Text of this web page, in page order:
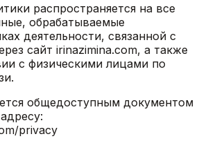
распространяется на все
обрабатываемые
деятельности, связанной с
сайт irinazimina.com, а также
с физическими лицами по
общедоступным документом
privacy